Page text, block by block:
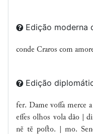
Edição moderna
conde Craros com
Edição
fer. Dame voa merce
ees olhos vola dão |
nẽ tẽ poﬅo. | mo.